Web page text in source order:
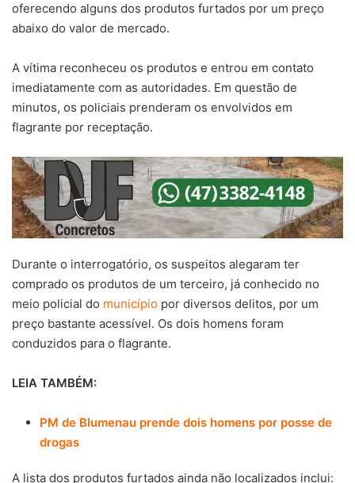
oferecendo alguns dos produtos furtados por um preço
abaixo do valor de mercado.
A vítima reconheceu os produtos e entrou em contato
imediatamente com as autoridades. Em questão de
minutos, os policiais prenderam os envolvidos em
flagrante por receptação.
Durante o interrogatório, os suspeitos alegaram ter
comprado os produtos de um terceiro, já conhecido no
meio policial do município por diversos delitos, por um
preço bastante acessível. Os dois homens foram
conduzidos para o flagrante.
LEIA TAMBÉM:
PM de Blumenau prende dois homens por posse de
drogas
A lista dos produtos furtados ainda não localizados inclui: